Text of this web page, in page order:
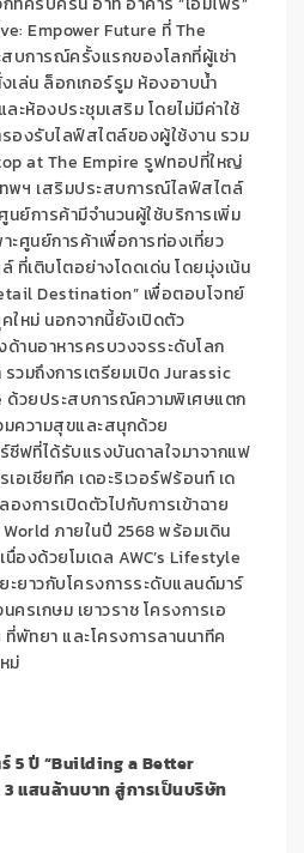
Empower Future ที่ The
บการณ์ครั้งแรกของโลกที่ผู้เช่า
เล่น ล็อกเกอร์รูม ห้องอาบน้ำ
ะห้องประชุมเสริม โดยไม่มีค่าใช้
องรับไลฟ์สไตล์ของผู้ใช้งาน รวม
at The Empire รูฟทอปที่ใหญ่
พฯ เสริมประสบการณ์ไลฟ์สไตล์
ย์การค้ามีจำนวนผู้ใช้บริการเพิ่ม
ะศูนย์การค้าเพื่อการท่องเที่ยว
เติบโตอย่างโดดเด่น โดยมุ่งเน้น
Destination” เพื่อตอบโจทย์
หม่ นอกจากนี้ยังเปิดตัว
านอาหารครบวงจรระดับโลก
รวมถึงการเตรียมเปิด Jurassic
ด้วยประสบการณ์ความพิเศษแตก
ความสุขและสนุกด้วย
ฟที่ได้รับแรงบันดาลใจมาจากแฟ
อเชียทีค เดอะริเวอร์ฟร้อนท์ เด
งการเปิดตัวไปกับการเข้าฉาย
ภายในปี 2568 พร้อมเดิน
องด้วยโมเดล AWC’s Lifestyle
ยาวกับโครงการระดับแลนด์มาร์
ครเกษม เยาวราช โครงการเอ
พัทยา และโครงการลานนาทีค
ม่
5 ปี “Building a Better
แสนล้านบาท สู่การเป็นบริษัท